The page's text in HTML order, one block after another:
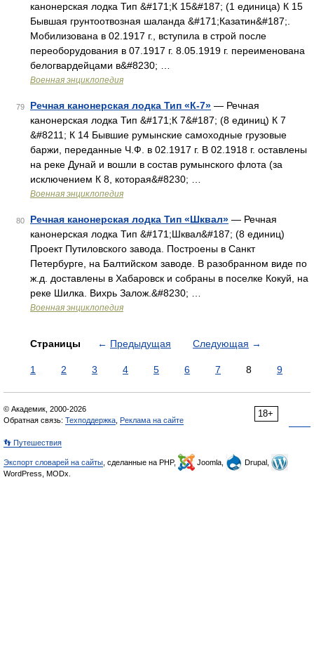
канонерская лодка Тип &#171;К 15&#187; (1 единица) К 15
Бывшая грунтоотвозная шаланда &#171;Казатин&#187;.
Мобилизована в 02.1917 г., вступила в строй после
переоборудования в 07.1917 г. 8.05.1919 г. переименована
белогвардейцами в&#8230; …
Военная энциклопедия
79 Речная канонерская лодка Тип «К-7» — Речная
канонерская лодка Тип &#171;К 7&#187; (8 единиц) К 7
&#8211; К 14 Бывшие румынские самоходные грузовые
баржи, переданные Ч.Ф. в 02.1917 г. В 02.1918 г. оставлены
на реке Дунай и вошли в состав румынского флота (за
исключением К 8, которая&#8230; …
Военная энциклопедия
80 Речная канонерская лодка Тип «Шквал» — Речная
канонерская лодка Тип &#171;Шквал&#187; (8 единиц)
Проект Путиловского завода. Построены в Санкт
Петербурге, на Балтийском заводе. В разобранном виде по
ж.д. доставлены в Хабаровск и собраны в поселке Кокуй, на
реке Шилка. Вихрь Залож.&#8230; …
Военная энциклопедия
Страницы ← Предыдущая Следующая →
1 2 3 4 5 6 7 8 9
18+
© Академик, 2000-2026
Обратная связь: Техподдержка Реклама на сайте
👣 Путешествия
Экспорт словарей на сайты , сделанные на PHP, Joomla,
Drupal,
WordPress, MODx.